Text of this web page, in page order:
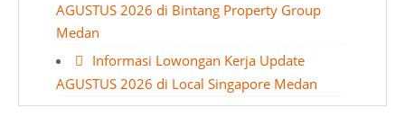
AGUSTUS 2026 di Bintang Property Group
Medan
Informasi Lowongan Kerja Update
AGUSTUS 2026 di Local Singapore Medan